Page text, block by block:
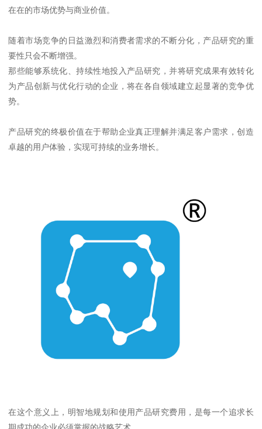
在在的市场优势与商业价值。
随着市场竞争的日益激烈和消费者需求的不断分化，产品研究的重
要性只会不断增强。
那些能够系统化、持续性地投入产品研究，并将研究成果有效转化
为产品创新与优化行动的企业，将在各自领域建立起显著的竞争优
势。
产品研究的终极价值在于帮助企业真正理解并满足客户需求，创造
卓越的用户体验，实现可持续的业务增长。
在这个意义上，明智地规划和使用产品研究费用，是每一个追求长